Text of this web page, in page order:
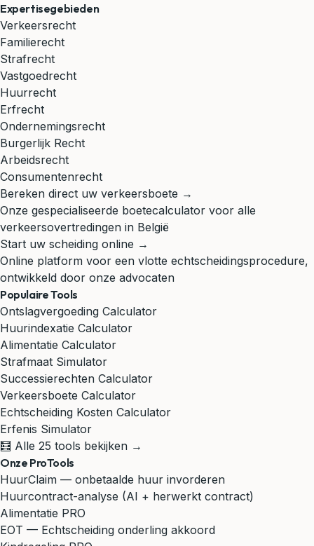
Expertisegebieden
Verkeersrecht
Familierecht
Strafrecht
Vastgoedrecht
Huurrecht
Erfrecht
Ondernemingsrecht
Burgerlijk Recht
Arbeidsrecht
Consumentenrecht
Bereken direct uw verkeersboete →
Onze gespecialiseerde boetecalculator voor alle
verkeersovertredingen in België
Start uw scheiding online →
Online platform voor een vlotte echtscheidingsprocedure,
ontwikkeld door onze advocaten
Populaire Tools
Ontslagvergoeding Calculator
Huurindexatie Calculator
Alimentatie Calculator
Strafmaat Simulator
Successierechten Calculator
Verkeersboete Calculator
Echtscheiding Kosten Calculator
Erfenis Simulator
🧮 Alle 25 tools bekijken →
Onze ProTools
HuurClaim — onbetaalde huur invorderen
Huurcontract-analyse (AI + herwerkt contract)
Alimentatie PRO
EOT — Echtscheiding onderling akkoord